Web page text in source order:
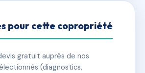
pour cette copropriété
gratuit auprès de nos
(diagnostics,